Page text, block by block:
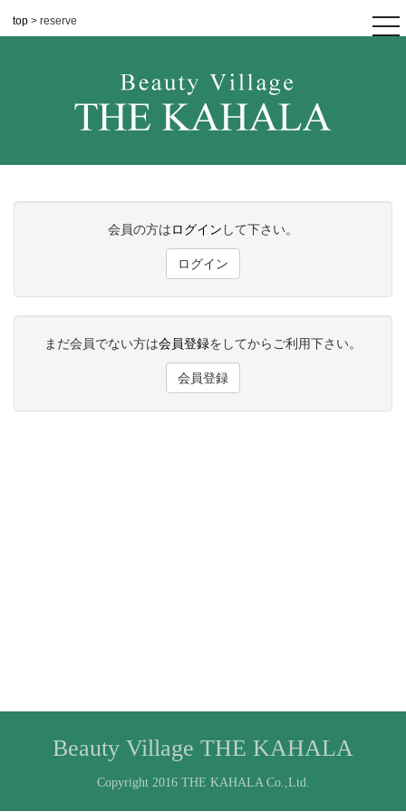
top > reserve
会員の方はログイン して下さい。
ログイン
まだ会員でない方は会員登録をしてからご利用下さい。
会員登録
Beauty Village THE KAHALA
Copyright 2016 THE KAHALA Co.,Ltd.